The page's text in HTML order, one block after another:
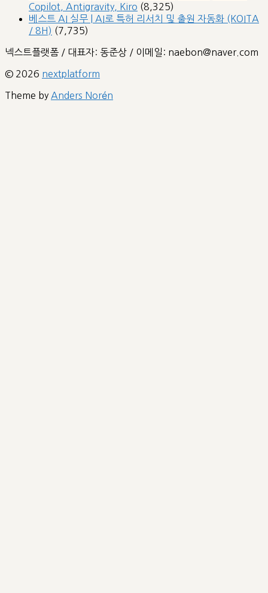
Copilot, Antigravity, Kiro (8,325)
베스트 AI 실무 | AI로 특허 리서치 및 출원 자동화 (KOITA
/ 8H) (7,735)
넥스트플랫폼 / 대표자: 동준상 / 이메일: naebon@naver.com
© 2026 nextplatform
Theme by Anders Norén